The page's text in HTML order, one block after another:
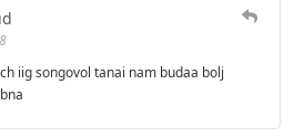
iig songovol tanai nam budaa bolj